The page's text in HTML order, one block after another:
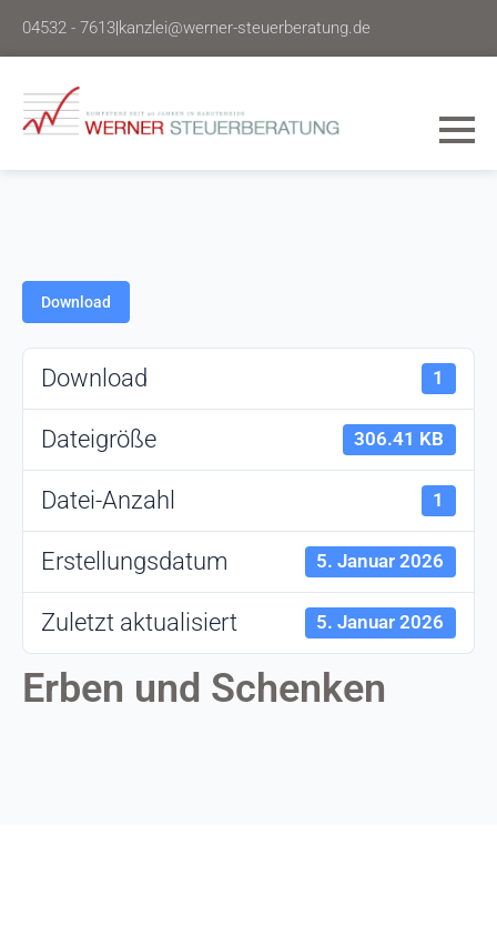
04532 - 7613|kanzlei@werner-steuerberatung.de
Download
Download 1
Dateigröße 306.41 KB
Datei-Anzahl 1
Erstellungsdatum 5. Januar 2026
Zuletzt aktualisiert 5. Januar 2026
Erben und Schenken